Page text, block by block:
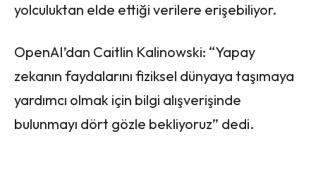
yolculuktan elde ettiği verilere erişebiliyor.
OpenAI’dan Caitlin Kalinowski: “Yapay
zekanın faydalarını fiziksel dünyaya taşımaya
yardımcı olmak için bilgi alışverişinde
bulunmayı dört gözle bekliyoruz” dedi.